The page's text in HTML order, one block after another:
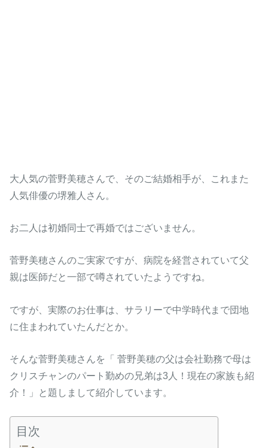
大人気の菅野美穂さんで、そのご結婚相手が、これまた
人気俳優の堺雅人さん。
お二人は初婚同士で再婚ではございません。
菅野美穂さんのご実家ですが、病院を経営されていて父
親は医師だと一部で噂されていたようですね。
ですが、実際のお仕事は、サラリーで中学時代まで団地
に住まわれていたんだとか。
そんな菅野美穂さんを「 菅野美穂の父は会社勤務で母は
クリスチャンのパート勤めの兄弟は3人！現在の家族も紹
介！」と題しまして紹介しています。
目次